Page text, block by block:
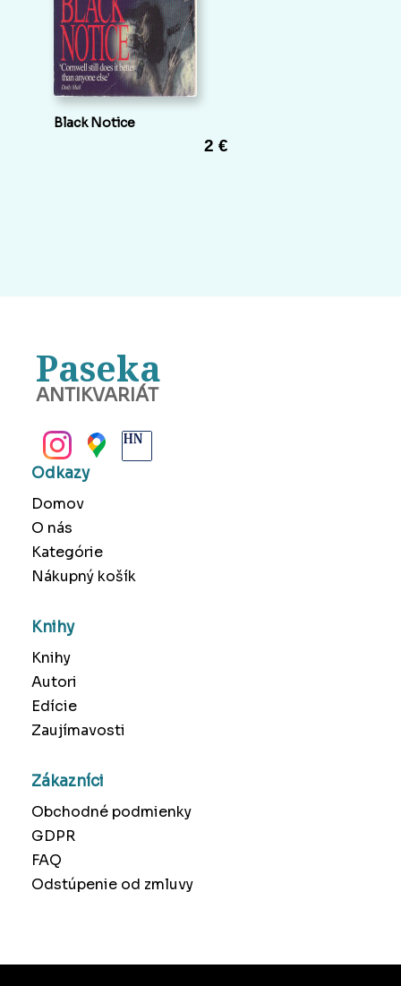
Black Notice
2 €
Paseka
ANTIKVARIÁT
Odkazy
Domov
O nás
Kategórie
Nákupný košík
Knihy
Knihy
Autori
Edície
Zaujímavosti
Zákazníci
Obchodné podmienky
GDPR
FAQ
Odstúpenie od zmluvy